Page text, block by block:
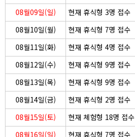
08월09일(일)
현재 휴식형 3명 접수
08월10일(월)
현재 휴식형 7명 접수
08월11일(화)
현재 휴식형 4명 접수
08월12일(수)
현재 휴식형 9명 접수
08월13일(목)
현재 휴식형 9명 접수
08월14일(금)
현재 휴식형 2명 접수
08월15일(토)
현재 체험형 18명 접수
08월16일(일)
현재 휴식형 7명 접수